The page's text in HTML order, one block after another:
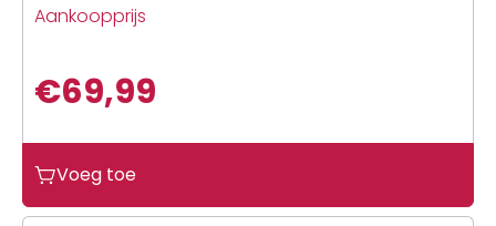
Aankoopprijs
€69,99
Voeg toe